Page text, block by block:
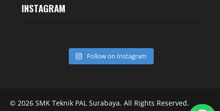
INSTAGRAM
Follow on Instagram
© 2026 SMK Teknik PAL Surabaya. All Rights Reserved.